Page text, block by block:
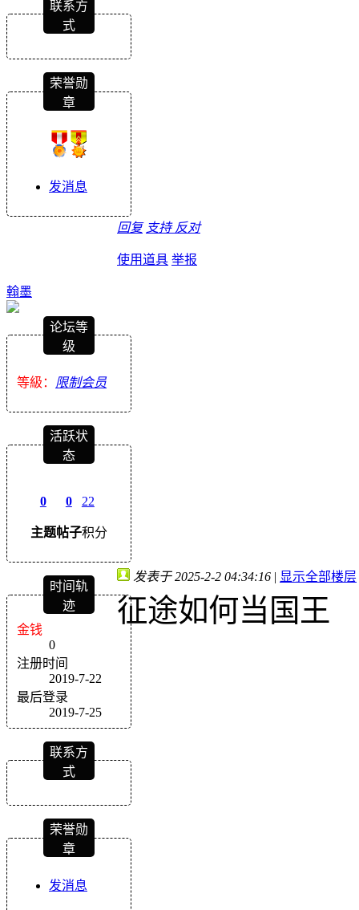
联系方
式
荣誉勋
章
发消息
回复 支持 反对
使用道具 举报
翰墨
论坛等
级
等級： 限制会员
活跃状
态
0
主题
0
帖子
22
积分
时间轨
迹
金钱
0
注册时间
2019-7-22
最后登录
2019-7-25
联系方
式
荣誉勋
章
发消息
发表于 2025-2-2 04:34:16 | 显示全部楼层
征途如何当国王